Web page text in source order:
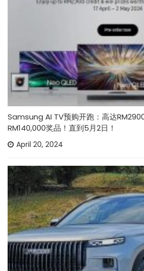
Samsung AI TV预购开跑：高达
RM140,000奖品！直到5月2日！
April 20, 2024